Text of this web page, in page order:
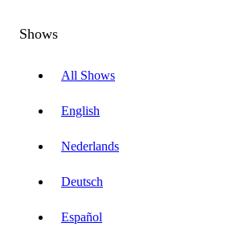
Shows
All Shows
English
Nederlands
Deutsch
Español